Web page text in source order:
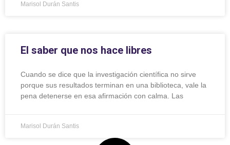
Marisol Durán Santis
El saber que nos hace libres
Cuando se dice que la investigación científica no sirve
porque sus resultados terminan en una biblioteca, vale la
pena detenerse en esa afirmación con calma. Las
Marisol Durán Santis